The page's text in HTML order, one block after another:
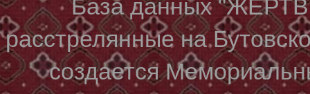
База данных
расстрелянные на
создается